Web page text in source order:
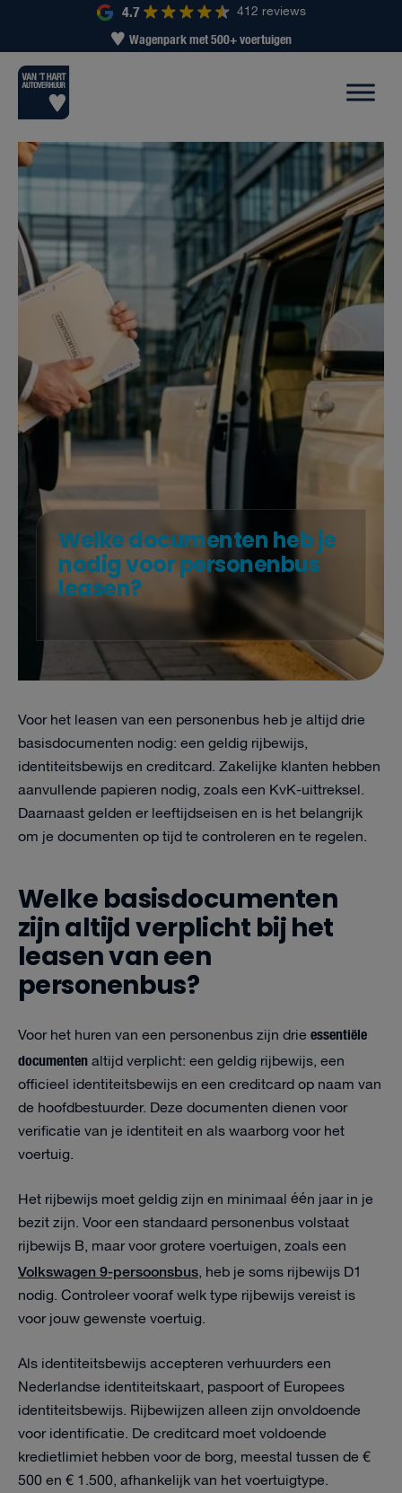
4.7
412 reviews
Wagenpark met 500+ voertuigen
Welke documenten heb je
nodig voor personenbus
leasen?
Voor het leasen van een personenbus heb je altijd drie
basisdocumenten nodig: een geldig rijbewijs,
identiteitsbewijs en creditcard. Zakelijke klanten hebben
aanvullende papieren nodig, zoals een KvK-uittreksel.
Daarnaast gelden er leeftijdseisen en is het belangrijk
om je documenten op tijd te controleren en te regelen.
Welke basisdocumenten
zijn altijd verplicht bij het
leasen van een
personenbus?
Voor het huren van een personenbus zijn drie essentiële
documentenaltijd verplicht: een geldig rijbewijs, een
officieel identiteitsbewijs en een creditcard op naam van
de hoofdbestuurder. Deze documenten dienen voor
verificatie van je identiteit en als waarborg voor het
voertuig.
Het rijbewijs moet geldig zijn en minimaal één jaar in je
bezit zijn. Voor een standaard personenbus volstaat
rijbewijs B, maar voor grotere voertuigen, zoals een
Volkswagen 9-persoonsbus, heb je soms rijbewijs D1
nodig. Controleer vooraf welk type rijbewijs vereist is
voor jouw gewenste voertuig.
Als identiteitsbewijs accepteren verhuurders een
Nederlandse identiteitskaart, paspoort of Europees
identiteitsbewijs. Rijbewijzen alleen zijn onvoldoende
voor identificatie. De creditcard moet voldoende
kredietlimiet hebben voor de borg, meestal tussen de €
500 en € 1.500, afhankelijk van het voertuigtype.